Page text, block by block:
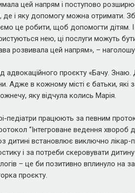
цей напрям і поступово
де і яку допомогу можна отримати.
це робити, щоб допомогти дітям.
нею, ці послуги можуть
розвивала цей напрям», –
адвокаційного проєкту «Бачу. Знаю.
Адже в кожному місті є батьки, які
яку відчула колись Марія.
педіатри працюють за певним
“Інтегроване ведення хвороб
дитині встановлює виключно
і за потреби скеровувати
– це би позитивно вплинуло на
проєкту.